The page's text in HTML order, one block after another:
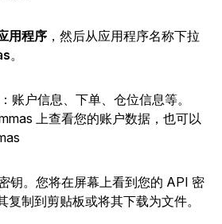
用程序 ，然后从应用程序名称下拉
。
账户信息、下单、仓位信息等。
上查看您的账户数据，也可以
钥。您将在屏幕上看到您的 API 密
复制到剪贴板或将其下载为文件。